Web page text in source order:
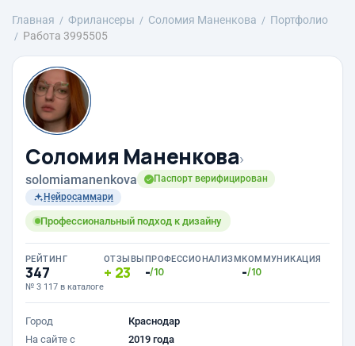
Главная Фрилансеры Соломия Маненкова
Портфолио
Работа 3995505
Соломия Маненкова›
solomiamanenkova
Паспорт верифицирован
Нейросаммари
Профессиональный подход к дизайну
РЕЙТИНГ
347
№ 3 117 в каталоге
ОТЗЫВЫ
23
ПРОФЕССИОНАЛИЗМ
-/10
КОММУНИКАЦИЯ
-/10
Город
Краснодар
На сайте с
2019 года